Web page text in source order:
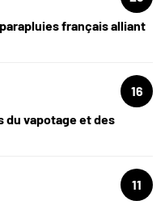
français alliant
16
du vapotage et des
11